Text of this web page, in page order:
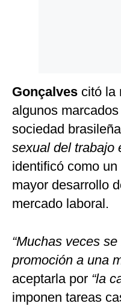
Gonçalves citó la
algunos
sociedad
sexual del trabajo
identificó como un
mayor desarrollo
mercado laboral.
“Muchas veces
promoción a una
aceptarla por “la
imponen tareas